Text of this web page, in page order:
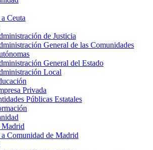
Ceuta
de Justicia
General de las Comunidades
General del Estado
Local
Privada
Públicas Estatales
Madrid
Comunidad de Madrid